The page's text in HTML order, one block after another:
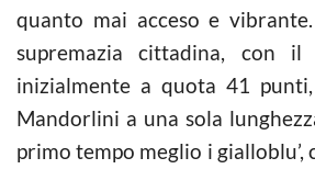
quanto mai acceso e
supremazia cittadina, con
inizialmente a quota 41
Mandorlini a una sola
primo tempo meglio i gialloblu’,